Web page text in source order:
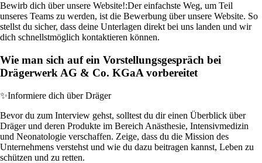
Bewirb dich über unsere Website!:Der einfachste Weg, um Teil
unseres Teams zu werden, ist die Bewerbung über unsere Website. So
stellst du sicher, dass deine Unterlagen direkt bei uns landen und wir
dich schnellstmöglich kontaktieren können.
Wie man sich auf ein Vorstellungsgespräch bei
Drägerwerk AG & Co. KGaA vorbereitet
✨Informiere dich über Dräger
Bevor du zum Interview gehst, solltest du dir einen Überblick über
Dräger und deren Produkte im Bereich Anästhesie, Intensivmedizin
und Neonatologie verschaffen. Zeige, dass du die Mission des
Unternehmens verstehst und wie du dazu beitragen kannst, Leben zu
schützen und zu retten.